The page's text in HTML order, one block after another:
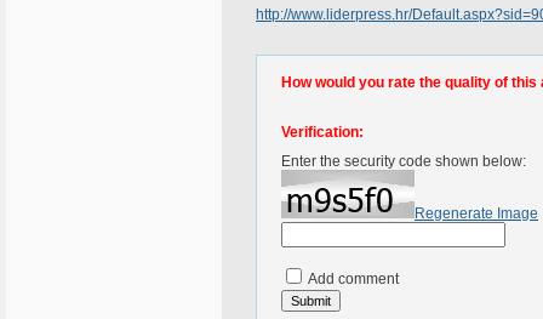
http://www.liderpress.hr/
How would you rate the quality of this
Verification:
Enter the security code shown below:
Regenerate Image
Add comment